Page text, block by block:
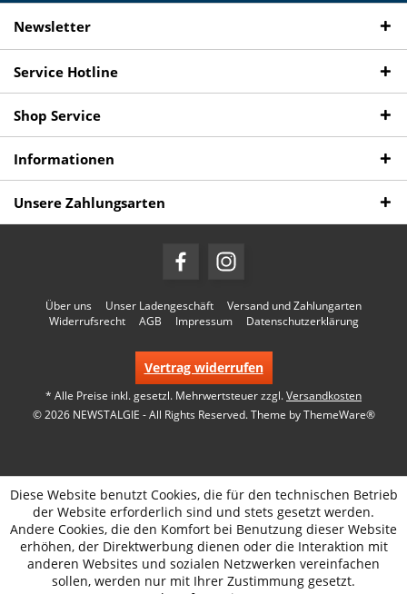
Newsletter
Service Hotline
Shop Service
Informationen
Unsere Zahlungsarten
Über uns Unser Ladengeschäft
Versand und Zahlungarten
Widerrufsrecht
AGB Impressum Datenschutzerklärung
Vertrag widerrufen
* Alle Preise inkl. gesetzl. Mehrwertsteuer zzgl.Versandkosten
© 2026 NEWSTALGIE - All Rights Reserved. Theme byThemeWare®
Diese Website benutzt Cookies, die für den technischen Betrieb
der Website erforderlich sind und stets gesetzt werden.
Andere Cookies, die den Komfort bei Benutzung dieser Website
erhöhen, der Direktwerbung dienen oder die Interaktion mit
anderen Websites und sozialen Netzwerken vereinfachen
sollen, werden nur mit Ihrer Zustimmung gesetzt.